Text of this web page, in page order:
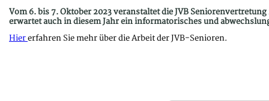
Vom 6. bis 7. Oktober 2023 veranstaltet die JVB
erwartet auch in diesem Jahr ein informatorisches und
Hiererfahren Sie mehr über die Arbeit der JVB-Senioren.